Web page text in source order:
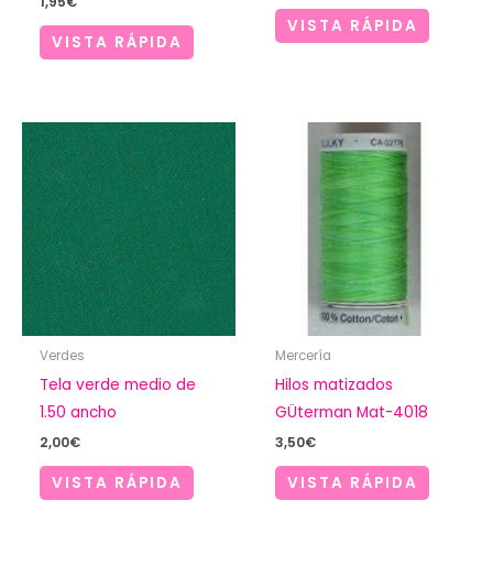
VISTA RÁPIDA
VISTA RÁPIDA
Verdes
Tela verde medio de
1.50 ancho
2,00€
VISTA RÁPIDA
Mercería
Hilos matizados
GÜterman Mat-4018
3,50€
VISTA RÁPIDA